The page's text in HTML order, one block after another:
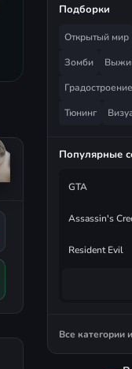
Подборки
Открытый мир
Зомби
Градостроение
Тюнинг
Популярные
GTA
Assassin's
Resident Evil
Все категории